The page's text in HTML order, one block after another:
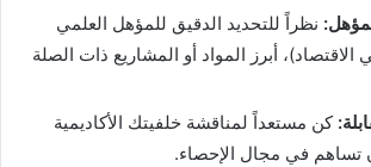
نظراً للتحديد الدقيق للمؤهل العلمي
أبرز المواد أو المشاريع ذات الصلة
كن مستعداً لمناقشة خلفيتك الأكاديمية
تساهم في مجال الإحصاء.